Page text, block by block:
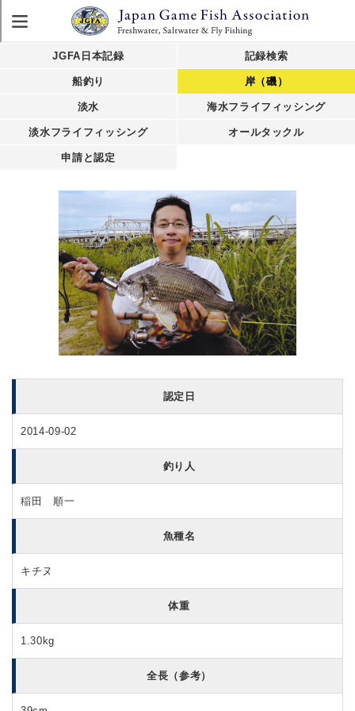
JGFA日本記録 記録検索
船釣り 岸（磯）
淡水 海水フライフィッシング
淡水フライフィッシング オールタックル
申請と認定
認定日
2014-09-02
釣り人
稲田 順一
魚種名
キチヌ
体重
1.30kg
全長（参考）